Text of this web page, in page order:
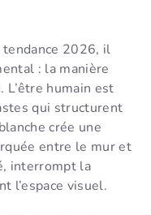
tendance 2026, il
: la manière
humain est
qui structurent
crée une
entre le mur et
interrompt la
l’espace visuel.